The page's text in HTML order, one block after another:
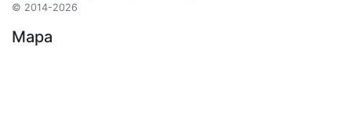
© 2014-2026
Mapa